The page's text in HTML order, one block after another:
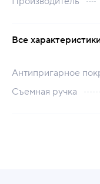
Все
Антипригарное
Съемная ручка